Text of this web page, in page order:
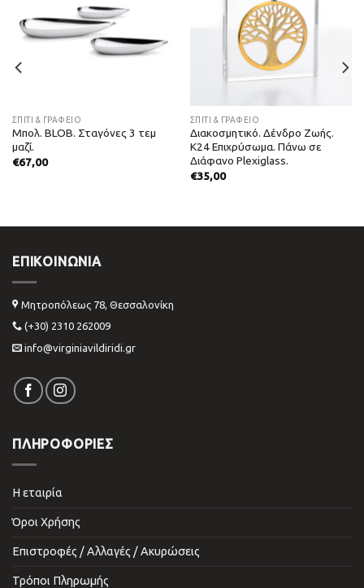
ΣΠΙΤΙ & ΓΡΑΦΕΙΟ
Μπολ. BLOB. Σταγόνες 3 τεμ
μαζί.
€67,00
ΣΠΙΤΙ & ΓΡΑΦΕΙΟ
Διακοσμητικό. Δένδρο Ζωής.
Κ24 Επιχρύσωμα. Πάνω σε
Διάφανο Plexiglass.
€35,00
ΕΠΙΚΟΙΝΩΝΊΑ
Μητροπόλεως 78, Θεσσαλονίκη
(+30) 2310 262009
info@virginiavildiridi.gr
ΠΛΗΡΟΦΟΡΙΕΣ
Η εταιρία
Όροι Χρήσης
Επιστροφές / Αλλαγές / Ακυρώσεις
Τρόποι Πληρωμής